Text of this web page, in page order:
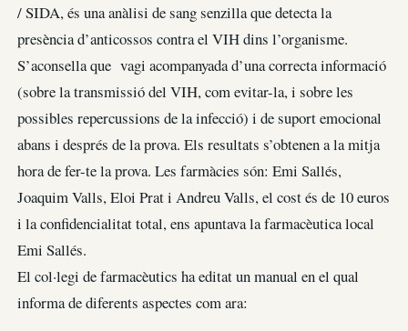
/ SIDA, és una anàlisi de sang senzilla que detecta la
presència d’anticossos contra el VIH dins l’organisme.
S’aconsella que vagi acompanyada d’una correcta informació
(sobre la transmissió del VIH, com evitar-la, i sobre les
possibles repercussions de la infecció) i de suport emocional
abans i després de la prova. Els resultats s’obtenen a la mitja
hora de fer-te la prova. Les farmàcies són: Emi Sallés,
Joaquim Valls, Eloi Prat i Andreu Valls, el cost és de 10 euros
i la confidencialitat total, ens apuntava la farmacèutica local
Emi Sallés.
El col·legi de farmacèutics ha editat un manual en el qual
informa de diferents aspectes com ara: